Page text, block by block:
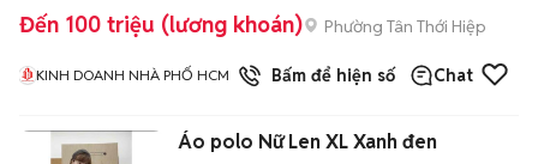
Đến 100 triệu (lương khoán) Phường Tân Thới Hiệp
KINH DOANH NHÀ PHỐ HCM 1đã bánBấm để hiện số Chat
Áo polo Nữ Len XL Xanh đen